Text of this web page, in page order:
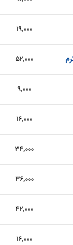
۱۹,۰۰۰
۵۲,۰۰۰
۹,۰۰۰
۱۶,۰۰۰
۳۴,۰۰۰
۳۶,۰۰۰
۴۲,۰۰۰
۱۶,۰۰۰